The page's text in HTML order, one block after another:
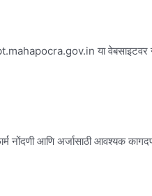
या
नोंदणी आणि अर्जासाठी आवश्यक